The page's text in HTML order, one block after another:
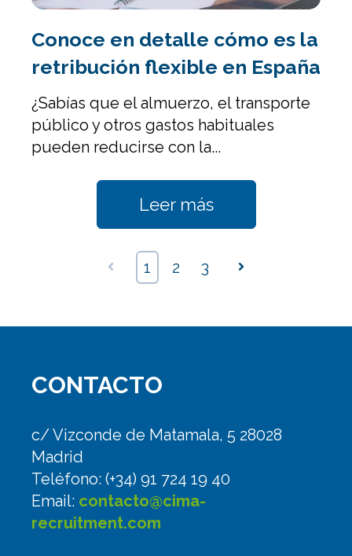
Conoce en detalle cómo es la
retribución flexible en España
¿Sabías que el almuerzo, el transporte
público y otros gastos habituales
pueden reducirse con la...
Leer más
Anterior
1 2 3 Siguiente
CONTACTO
c/ Vizconde de Matamala, 5 28028
Madrid
Teléfono: (+34) 91 724 19 40
Email: contacto@cima-
recruitment.com